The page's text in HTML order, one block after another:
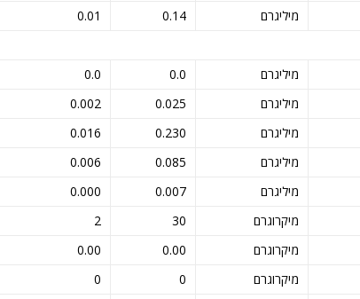
מיליגרם 0.14
0.01
מיליגרם 0.0
0.0
מיליגרם 0.025
0.002
מיליגרם 0.230
0.016
מיליגרם 0.085
0.006
מיליגרם 0.007
0.000
מיקרוגרם 30
2
מיקרוגרם 0.00
0.00
מיקרוגרם 0
0